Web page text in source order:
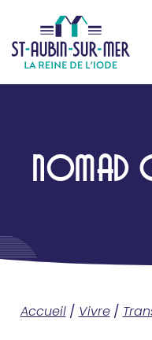
NOMAD
Accueil/ Vivre/